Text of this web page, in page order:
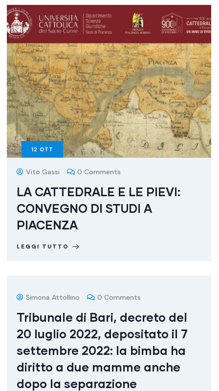
12 OTT
Vito Gassi 0 Comments
LA CATTEDRALE E LE PIEVI:
CONVEGNO DI STUDI A
PIACENZA
LEGGI TUTTO
Simona Attollino 0 Comments
Tribunale di Bari, decreto del
20 luglio 2022, depositato il 7
settembre 2022: la bimba ha
diritto a due mamme anche
dopo la separazione